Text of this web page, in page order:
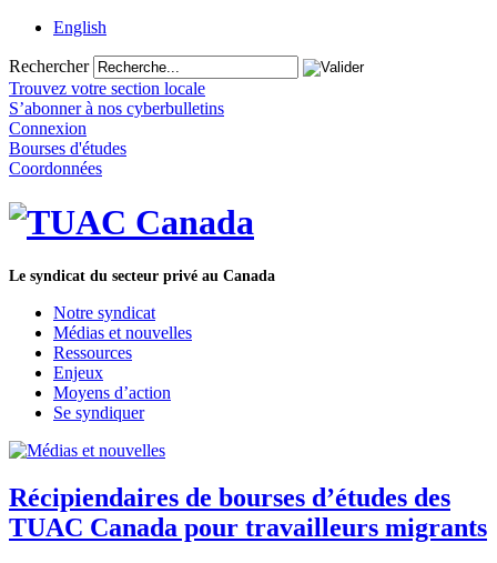
English
Rechercher
Trouvez votre section locale
S’abonner à nos cyberbulletins
Connexion
Bourses d'études
Coordonnées
Le syndicat du secteur privé au Canada
Notre syndicat
Médias et nouvelles
Ressources
Enjeux
Moyens d’action
Se syndiquer
Récipiendaires de bourses d’études des
TUAC Canada pour travailleurs migrants